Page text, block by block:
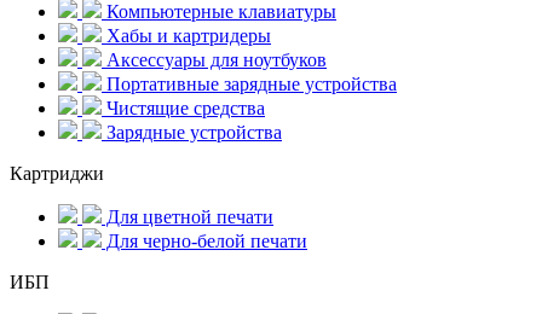
Компьютерные клавиатуры
Хабы и картридеры
Аксессуары для ноутбуков
Портативные зарядные устройства
Чистящие средства
Зарядные устройства
Картриджи
Для цветной печати
Для черно-белой печати
ИБП